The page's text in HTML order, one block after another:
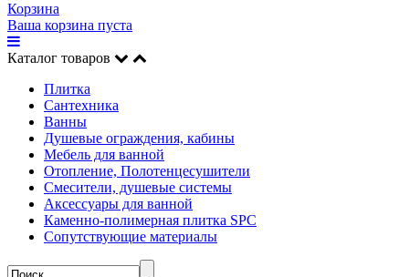
Корзина
Ваша корзина пуста
Каталог товаров
Плитка
Сантехника
Ванны
Душевые ограждения, кабины
Мебель для ванной
Отопление, Полотенцесушители
Смесители, душевые системы
Аксессуары для ванной
Каменно-полимерная плитка SPC
Сопутствующие материалы